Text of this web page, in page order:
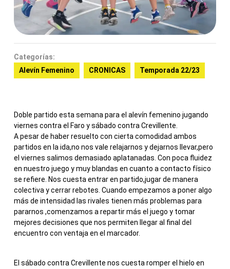
Categorías:
Alevín Femenino
CRONICAS Temporada 22/23
Doble partido esta semana para el alevín femenino jugando
viernes contra el Faro y sábado contra Crevillente.
A pesar de haber resuelto con cierta comodidad ambos
partidos en la ida,no nos vale relajarnos y dejarnos llevar,pero
el viernes salimos demasiado aplatanadas. Con poca fluidez
en nuestro juego y muy blandas en cuanto a contacto físico
se refiere. Nos cuesta entrar en partido,jugar de manera
colectiva y cerrar rebotes. Cuando empezamos a poner algo
más de intensidad las rivales tienen más problemas para
pararnos ,comenzamos a repartir más el juego y tomar
mejores decisiones que nos permiten llegar al final del
encuentro con ventaja en el marcador.
El sábado contra Crevillente nos cuesta romper el hielo en